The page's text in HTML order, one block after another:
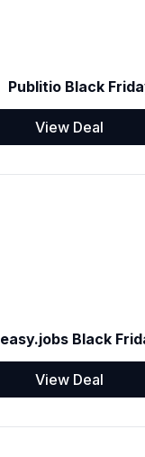
Publitio Black
View Deal
easy.jobs Black
View Deal